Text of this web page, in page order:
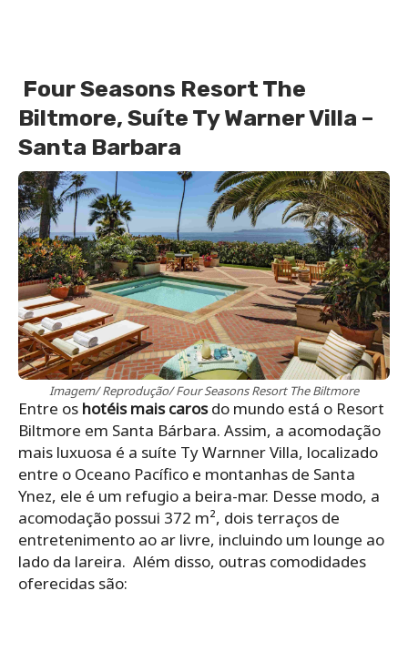
Four Seasons Resort The
Biltmore, Suíte Ty Warner Villa –
Santa Barbara
Imagem/ Reprodução/ Four Seasons Resort The Biltmore
Entre os hotéis mais carosdo mundo está o Resort
Biltmore em Santa Bárbara. Assim, a acomodação
mais luxuosa é a suíte Ty Warnner Villa, localizado
entre o Oceano Pacífico e montanhas de Santa
Ynez, ele é um refugio a beira-mar. Desse modo, a
acomodação possui 372 m², dois terraços de
entretenimento ao ar livre, incluindo um lounge ao
lado da lareira. Além disso, outras comodidades
oferecidas são: